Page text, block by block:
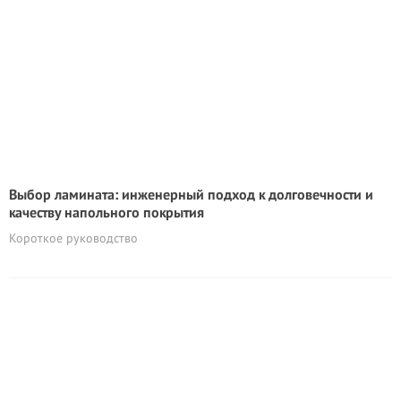
Выбор ламината: инженерный подход к долговечности и
качеству напольного покрытия
Короткое руководство